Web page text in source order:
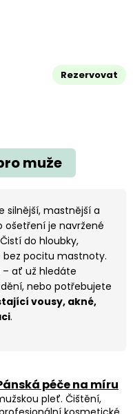
Rezervovat
muže
silnější, mastnější a
ošetření je navržené
do hloubky,
bez pocitu mastnoty.
– ať už hledáte
nebo potřebujete
vousy, akné,
.
péče na míru
pleť. Čištění,